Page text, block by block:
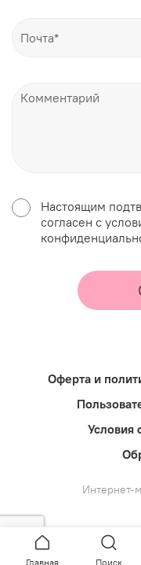
Настоящим
согласен с
Оферта и
Условия
Интернет-
Главная Поиск